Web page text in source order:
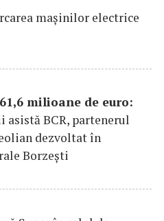
maşinilor electrice
milioane de euro:
asistă BCR, partenerul
dezvoltat în
Borzești